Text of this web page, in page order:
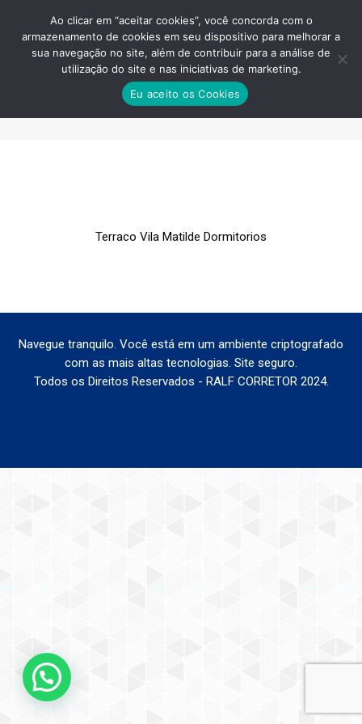
TERRACO VILA MATILDE
DORMITORIOS
Terraco Vila Matilde Dormitorios
Navegue tranquilo. Você está em um ambiente criptografado
com as mais altas tecnologias. Site seguro.
Todos os Direitos Reservados - RALF CORRETOR 2024.
Ao clicar em “aceitar cookies”, você concorda com o
armazenamento de cookies em seu dispositivo para melhorar a
sua navegação no site, além de contribuir para a análise de
utilização do site e nas iniciativas de marketing.
Eu aceito os Cookies